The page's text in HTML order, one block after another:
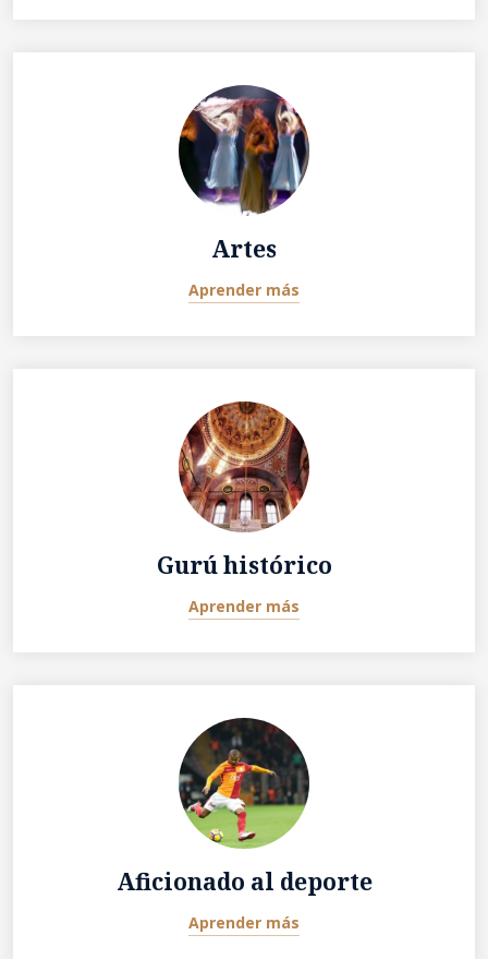
Artes
Aprender más
Gurú histórico
Aprender más
Aficionado al deporte
Aprender más